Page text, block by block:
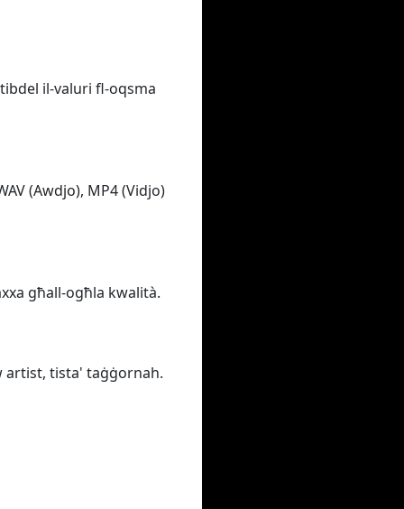
il-valuri fl-oqsma
(Awdjo), MP4 (Vidjo)
għall-ogħla kwalità.
artist, tista' taġġornah.